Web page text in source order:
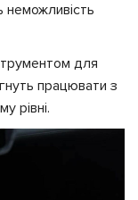
неможливість
для
працювати з
рівні.